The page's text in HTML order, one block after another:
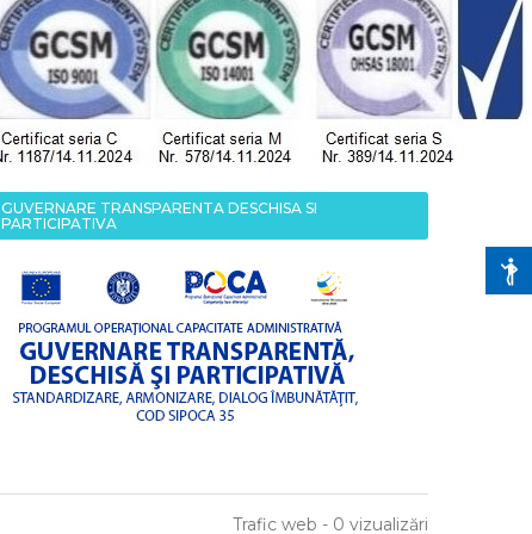
GUVERNARE TRANSPARENTA DESCHISA SI
PARTICIPATIVA
Trafic web - 0 vizualizări